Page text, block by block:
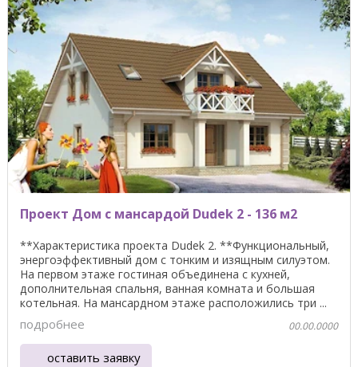
Проект Дом с мансардой Dudek 2 - 136 м2
**Характеристика проекта Dudek 2. **Функциональный,
энергоэффективный дом с тонким и изящным силуэтом.
На первом этаже гостиная объединена с кухней,
дополнительная спальня, ванная комната и большая
котельная. На мансардном этаже расположились три ...
подробнее 00.00.0000
оставить заявку